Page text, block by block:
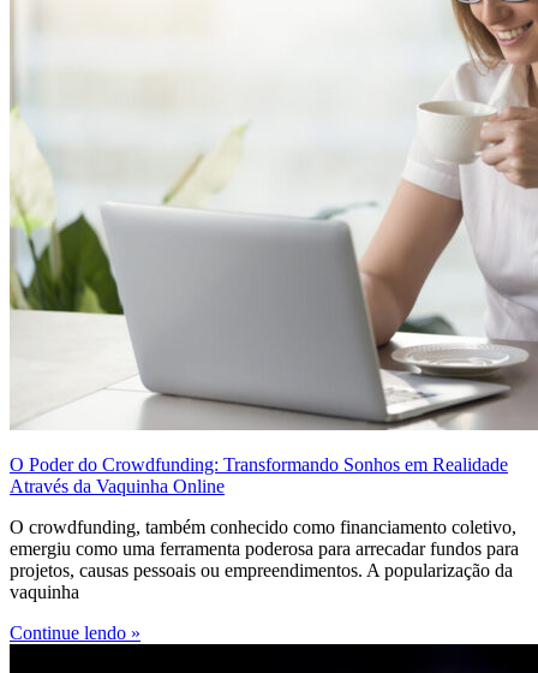
O Poder do Crowdfunding: Transformando Sonhos em Realidade
Através da Vaquinha Online
O crowdfunding, também conhecido como financiamento coletivo,
emergiu como uma ferramenta poderosa para arrecadar fundos para
projetos, causas pessoais ou empreendimentos. A popularização da
vaquinha
Continue lendo »